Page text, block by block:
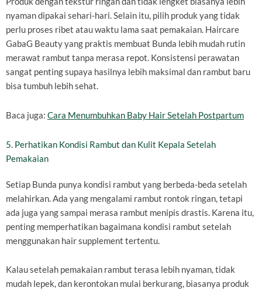
nyaman dipakai sehari-hari. Selain itu, pilih produk yang tidak
perlu proses ribet atau waktu lama saat pemakaian. Haircare
GabaG Beauty yang praktis membuat Bunda lebih mudah rutin
merawat rambut tanpa merasa repot. Konsistensi perawatan
sangat penting supaya hasilnya lebih maksimal dan rambut baru
bisa tumbuh lebih sehat.
Baca juga: Cara Menumbuhkan Baby Hair Setelah Postpartum
5. Perhatikan Kondisi Rambut dan Kulit Kepala Setelah
Pemakaian
Setiap Bunda punya kondisi rambut yang berbeda-beda setelah
melahirkan. Ada yang mengalami rambut rontok ringan, tetapi
ada juga yang sampai merasa rambut menipis drastis. Karena itu,
penting memperhatikan bagaimana kondisi rambut setelah
menggunakan hair supplement tertentu.
Kalau setelah pemakaian rambut terasa lebih nyaman, tidak
mudah lepek, dan kerontokan mulai berkurang, biasanya produk